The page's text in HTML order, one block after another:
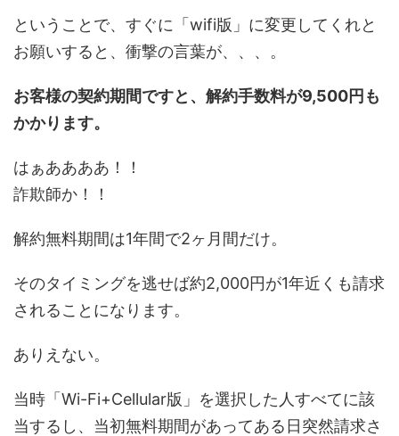
ということで、すぐに「wifi版」に変更してくれと
お願いすると、衝撃の言葉が、、、。
お客様の契約期間ですと、解約手数料が9,500円も
かかります。
はぁああああ！！
詐欺師か！！
解約無料期間は1年間で2ヶ月間だけ。
そのタイミングを逃せば約2,000円が1年近くも請求
されることになります。
ありえない。
当時「Wi-Fi+Cellular版」を選択した人すべてに該
当するし、当初無料期間があってある日突然請求さ